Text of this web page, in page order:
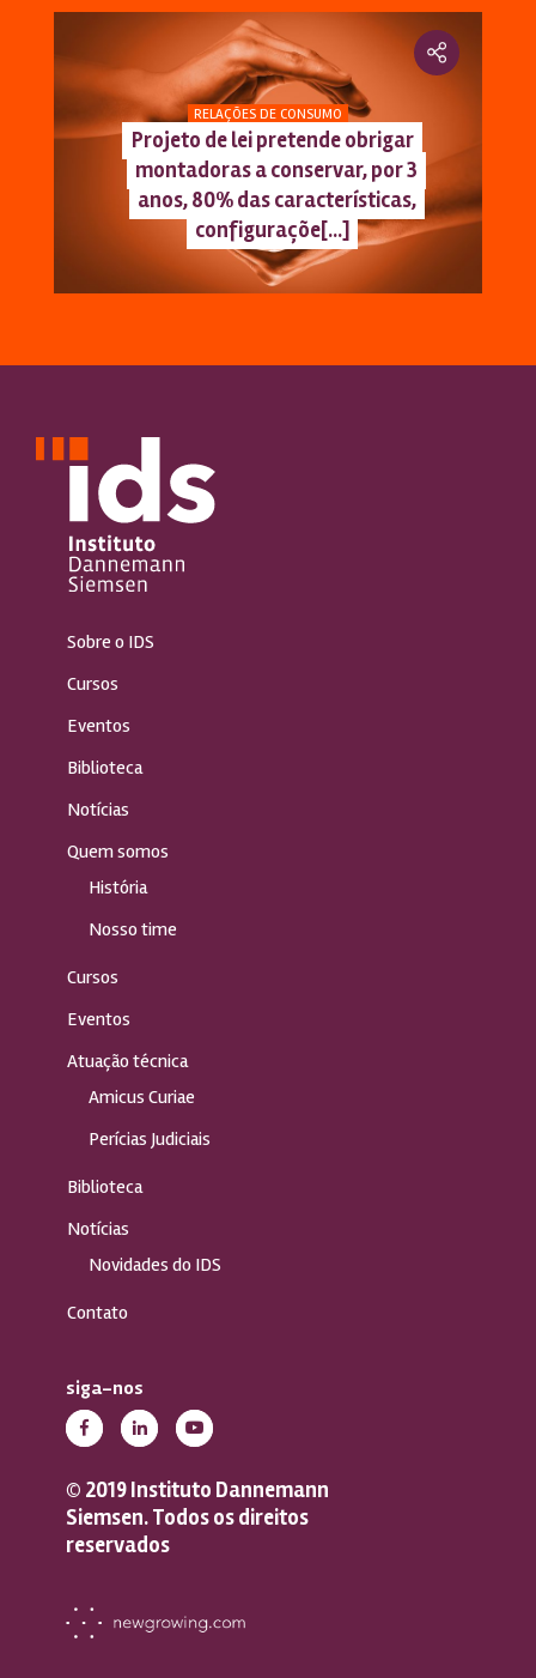
RELAÇÕES DE CONSUMO
Projeto de lei pretende obrigar
montadoras a conservar, por 3
anos, 80% das características,
configuraçõe[...]
Sobre o IDS
Cursos
Eventos
Biblioteca
Notícias
Quem somos
História
Nosso time
Cursos
Eventos
Atuação técnica
Amicus Curiae
Perícias Judiciais
Biblioteca
Notícias
Novidades do IDS
Contato
siga-nos
© 2019 Instituto Dannemann
Siemsen. Todos os direitos
reservados